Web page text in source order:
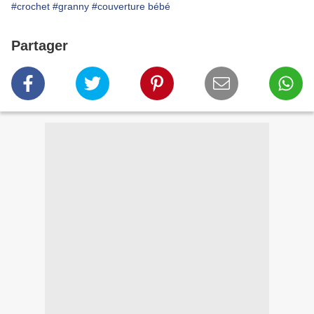
#crochet #granny #couverture bébé
Partager